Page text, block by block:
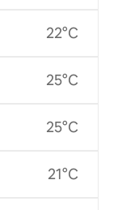
22°C
25°C
25°C
21°C